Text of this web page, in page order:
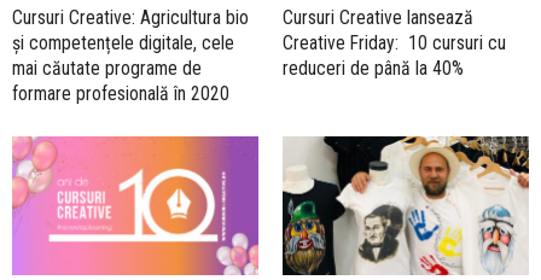
Cursuri Creative: Agricultura bio
și competențele digitale, cele
mai căutate programe de
formare profesională în 2020
Cursuri Creative lansează
Creative Friday: 10 cursuri cu
reduceri de până la 40%